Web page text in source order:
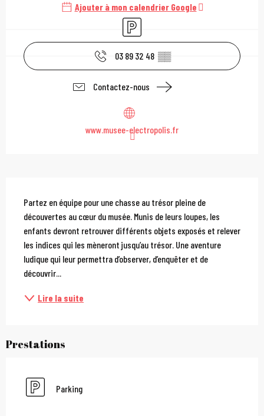
Ajouter à mon calendrier Google
Parking
03 89 32 48 ▒▒
Contactez-nous
www.musee-electropolis.fr
Description
Partez en équipe pour une chasse au trésor pleine de
découvertes au cœur du musée. Munis de leurs loupes, les
enfants devront retrouver différents objets exposés et relever
les indices qui les mèneront jusqu’au trésor. Une aventure
ludique qui leur permettra d’observer, d’enquêter et de
découvrir...
Lire la suite
Prestations
Parking